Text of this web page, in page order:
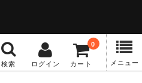
検索 ログイン カート
0
メニュー